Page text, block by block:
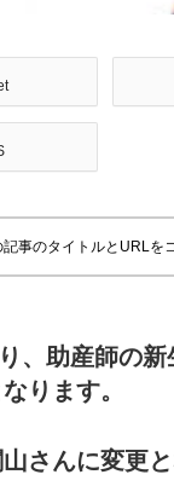
記事のタイトルとURLを
、助産師の
ります。
さんに変更と